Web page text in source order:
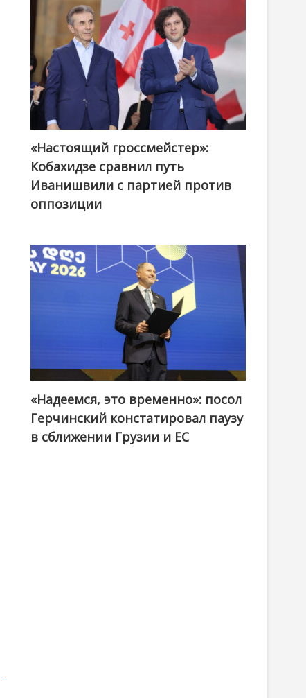
@ქართული ოცნება / Georgian Dream
«Настоящий гроссмейстер»:
Кобахидзе сравнил путь
Иванишвили с партией против
оппозиции
«Надеемся, это временно»: посол
Герчинский констатировал паузу
в сближении Грузии и ЕС